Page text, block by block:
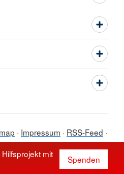
mit
Spenden
Impressum
RSS-Feed